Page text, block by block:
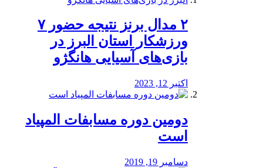
۲ مدال برنز نتیجه حضور ۷
ورزشکار استان البرز در
بازی‌های آسیایی هانگژو
اکتبر 12, 2023
دومین دوره مسابفات المپیاد
است
دسامبر 19, 2019